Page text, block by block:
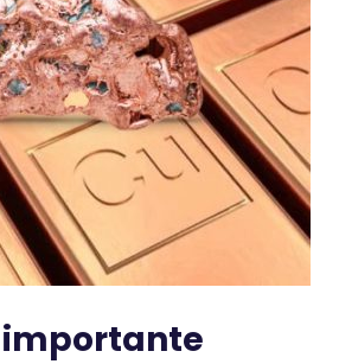
importante